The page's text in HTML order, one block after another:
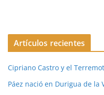
Artículos recientes
Cipriano Castro y el
Páez nació en Durigua de la